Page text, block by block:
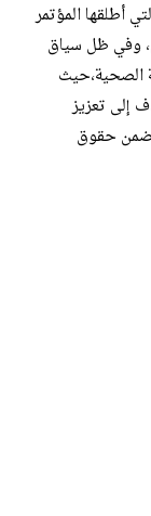
أطلقها المؤتمر
وفي ظل سياق
الصحية،حيث
إلى تعزيز
يضمن حقوق